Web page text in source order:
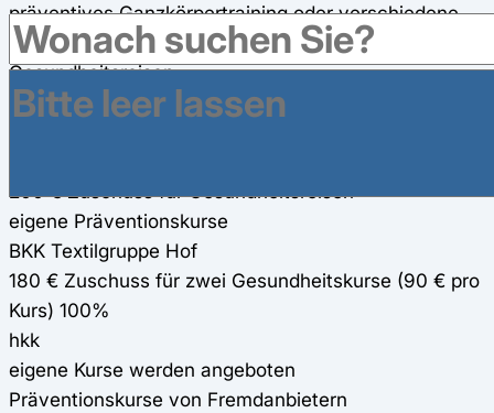
präventives Ganzkörpertraining oder verschiedene
Rückenkurse
Gesundheitsreisen
BKK Textilgruppe Hof
200 € Zuschuss für Gesundheitsreisen
eigene Präventionskurse
BKK Textilgruppe Hof
180 € Zuschuss für zwei Gesundheitskurse (90 € pro
Kurs) 100%
hkk
eigene Kurse werden angeboten
Präventionskurse von Fremdanbietern